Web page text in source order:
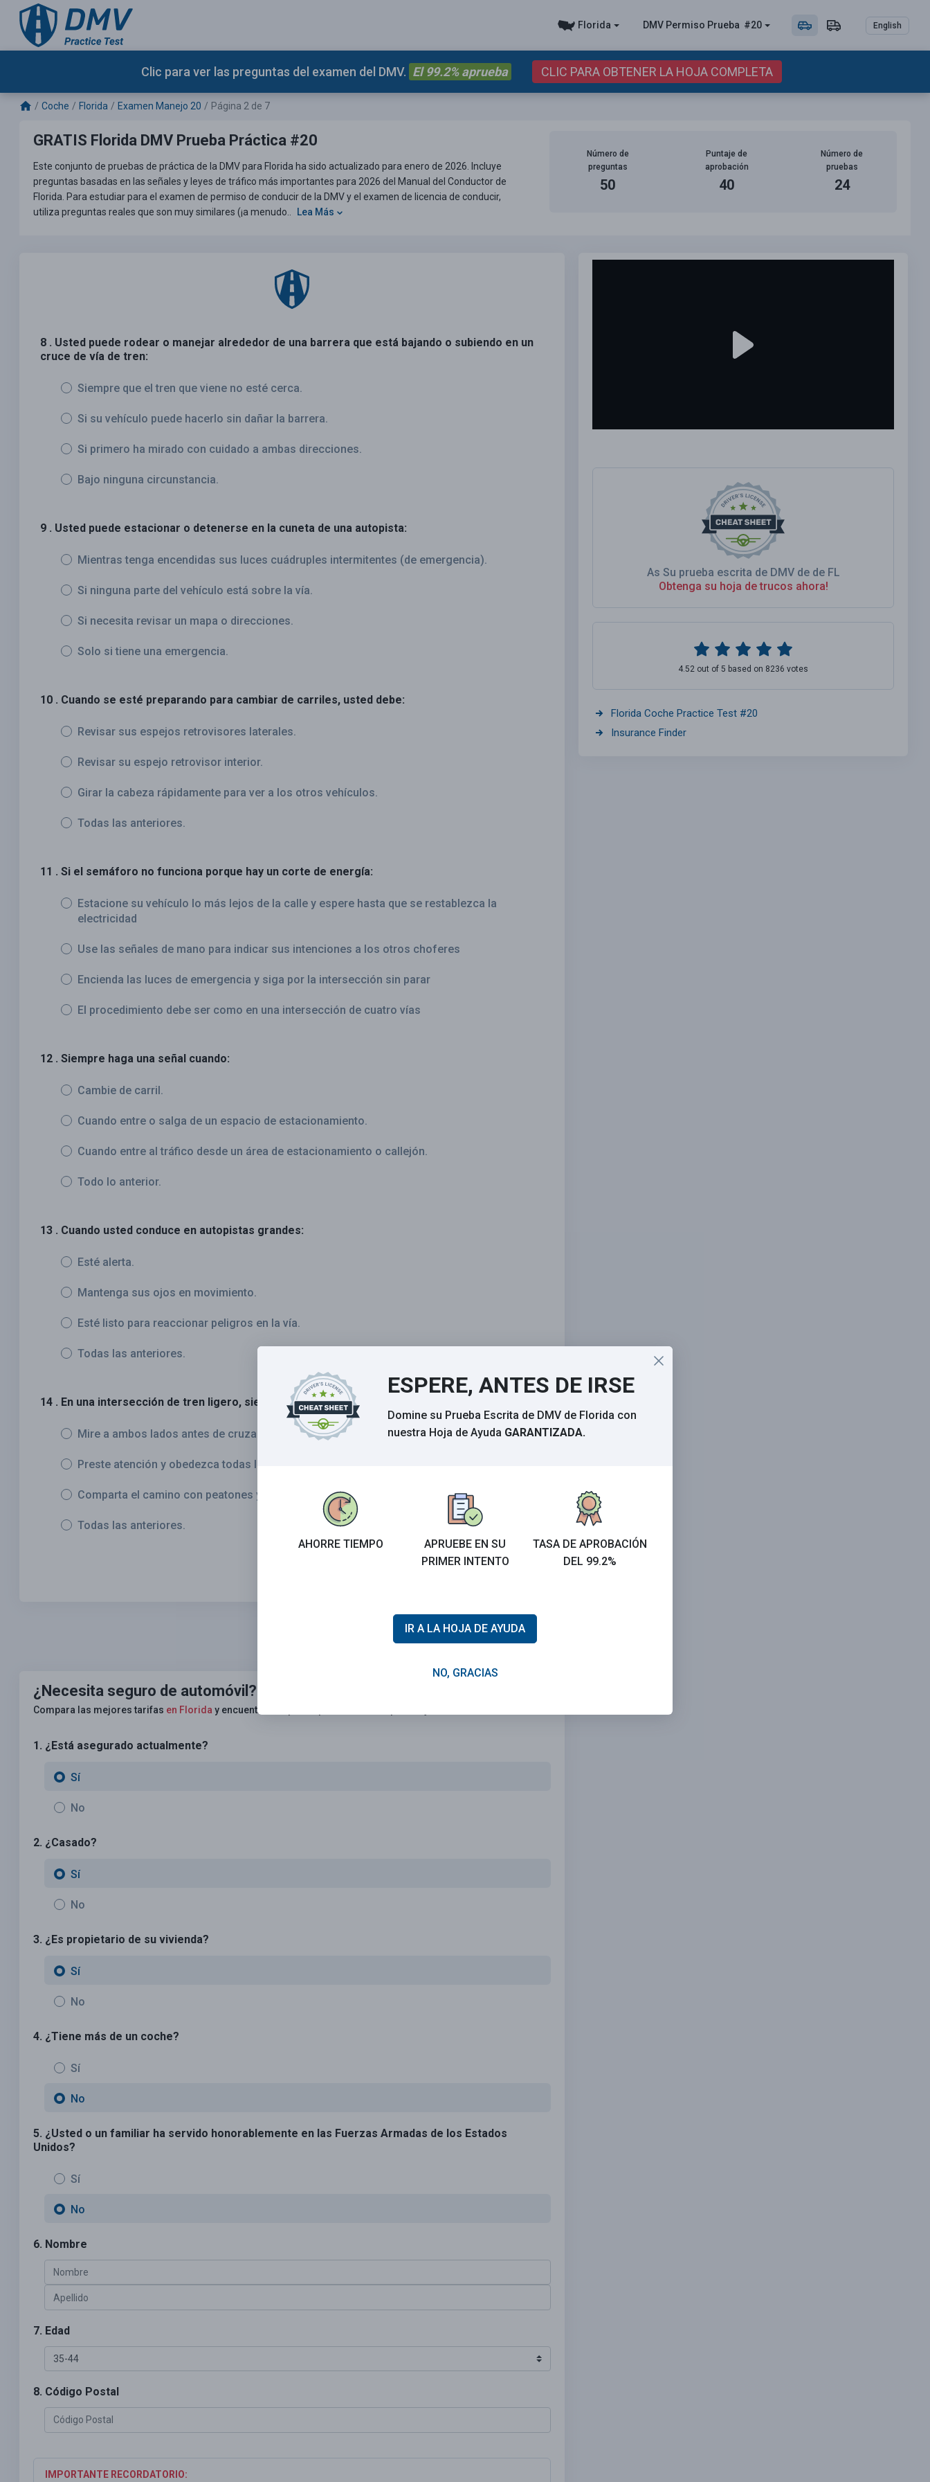
Florida DMV Permiso Prueba #20 English
Clic para ver las preguntas del examen del DMV. El 99.2% aprueba CLIC PARA OBTENER LA HOJA COMPLETA
Coche Florida Examen Manejo 20 Página 2 de 7
GRATIS Florida DMV Prueba Práctica #20
Este conjunto de pruebas de práctica de la DMV para Florida ha sido actualizado para enero de 2026. Incluye
preguntas basadas en las señales y leyes de tráfico más importantes para 2026 del Manual del Conductor de
Florida. Para estudiar para el examen de permiso de conducir de la DMV y el examen de licencia de conducir,
utiliza preguntas reales que son muy similares (¡a menudo..
Lea Más
Número de
preguntas
50
Puntaje de
aprobación
40
Número de
pruebas
24
8 . Usted puede rodear o manejar alrededor de una barrera que está bajando o subiendo en un
cruce de vía de tren:
Siempre que el tren que viene no esté cerca.
Si su vehículo puede hacerlo sin dañar la barrera.
Si primero ha mirado con cuidado a ambas direcciones.
Bajo ninguna circunstancia.
9 . Usted puede estacionar o detenerse en la cuneta de una autopista:
Mientras tenga encendidas sus luces cuádruples intermitentes (de emergencia).
Si ninguna parte del vehículo está sobre la vía.
Si necesita revisar un mapa o direcciones.
Solo si tiene una emergencia.
10 . Cuando se esté preparando para cambiar de carriles, usted debe:
Revisar sus espejos retrovisores laterales.
Revisar su espejo retrovisor interior.
Girar la cabeza rápidamente para ver a los otros vehículos.
Todas las anteriores.
11 . Si el semáforo no funciona porque hay un corte de energía:
Estacione su vehículo lo más lejos de la calle y espere hasta que se restablezca la
electricidad
Use las señales de mano para indicar sus intenciones a los otros choferes
Encienda las luces de emergencia y siga por la intersección sin parar
El procedimiento debe ser como en una intersección de cuatro vías
12 . Siempre haga una señal cuando:
Cambie de carril.
Cuando entre o salga de un espacio de estacionamiento.
Cuando entre al tráfico desde un área de estacionamiento o callejón.
Todo lo anterior.
13 . Cuando usted conduce en autopistas grandes:
Esté alerta.
Mantenga sus ojos en movimiento.
Esté listo para reaccionar peligros en la vía.
Todas las anteriores.
14 . En una intersección de tren ligero, siempre:
Mire a ambos lados antes de cruzar las vías.
Preste atención y obedezca todas las señales de tráfico.
Comparta el camino con peatones y ciclistas.
Todas las anteriores.
Calificar esta sección
As Su prueba escrita de DMV de de FL
Obtenga su hoja de trucos ahora!
4.52 out of 5 based on 8236 votes
Florida Coche Practice Test #20
Insurance Finder
¿Necesita seguro de automóvil?
Compara las mejores tarifas en Florida y encuentra una póliza personalizada que se ajuste a tus necesidades.
1. ¿Está asegurado actualmente?
Sí
No
2. ¿Casado?
Sí
No
3. ¿Es propietario de su vivienda?
Sí
No
4. ¿Tiene más de un coche?
Sí
No
5. ¿Usted o un familiar ha servido honorablemente en las Fuerzas Armadas de los Estados
Unidos?
Sí
No
6. Nombre
7. Edad
8. Código Postal
IMPORTANTE RECORDATORIO:
ESPERE, ANTES DE IRSE
Domine su Prueba Escrita de DMV de Florida con
nuestra Hoja de Ayuda GARANTIZADA.
AHORRE TIEMPO
APRUEBE EN SU
PRIMER INTENTO
TASA DE APROBACIÓN
DEL 99.2%
IR A LA HOJA DE AYUDA
NO, GRACIAS